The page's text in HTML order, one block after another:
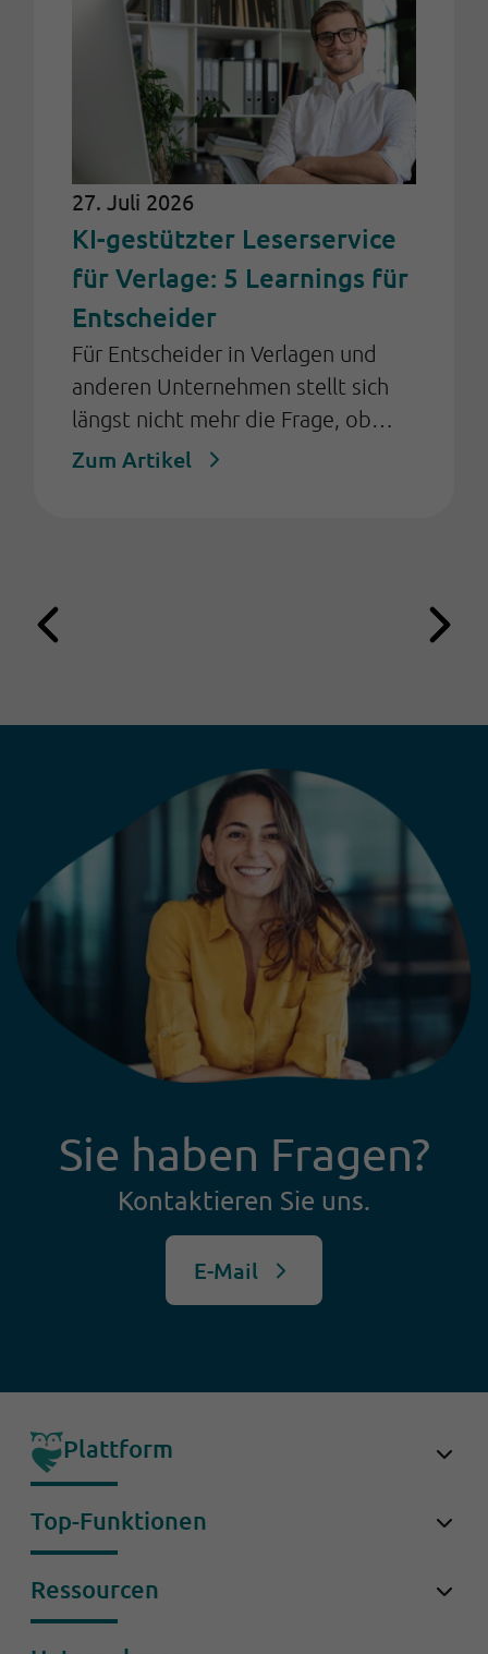
27. Juli 2026
KI-gestützter Leserservice
für Verlage: 5 Learnings für
Entscheider
Für Entscheider in Verlagen und
anderen Unternehmen stellt sich
längst nicht mehr die Frage, ob
Künstliche Intelligenz (KI) im
Entscheidend ist die Kombination
aus klarer Strategie, passenden
Anwendungsfällen und der
Einbindung der Mitarbeitenden.
Die folgenden fünf Learnings
zeigen, worauf es bei der
Einführung eines modernen KI-
gestützten Leserservices ankommt.
Zum Artikel
Sie haben Fragen?
Kontaktieren Sie uns.
E-Mail
Plattform
OwlForce
OwlDesk
Conversations
Top-Funktionen
Conversational AI
Conversation Bot
Ressourcen
Success Stories